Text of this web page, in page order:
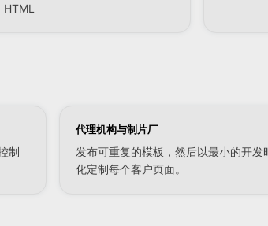
HTML
制
代理机构与制片厂
发布可重复的模板，然后以最小的开发
化定制每个客户页面。